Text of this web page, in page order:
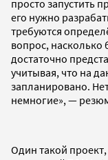
просто запустить
его нужно
требуются
вопрос,
достаточно
учитывая, что на
запланировано.
немногие», —
Один такой